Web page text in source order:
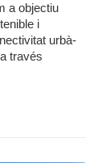
a objectiu
i
urbà-
través